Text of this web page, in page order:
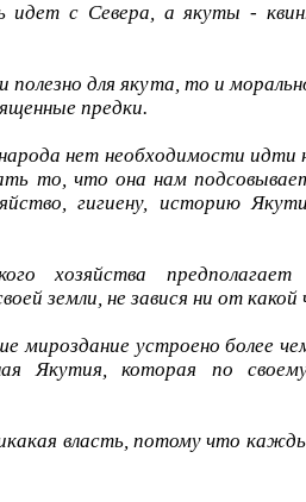
идет с Севера, а якуты -
полезно для якута, то и
предки.
народа нет необходимости
то, что она нам
гигиену, историю
хозяйства
земли, не завися ни от
мироздание устроено более
Якутия, которая по
власть, потому что